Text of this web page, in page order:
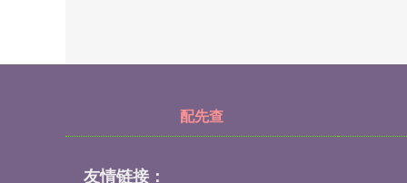
配先查
友情链接：